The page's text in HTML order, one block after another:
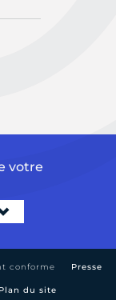
votre
conforme Presse
Plan du site